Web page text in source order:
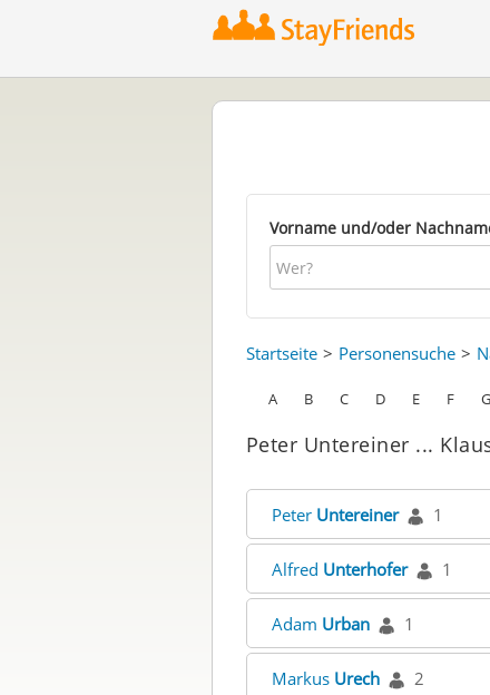
Vorname und/oder
Startseite Personensuche
A B C D E F G
Peter Untereiner ...
Peter Untereiner 1
Alfred Unterhofer 1
Adam Urban 1
Markus Urech 2